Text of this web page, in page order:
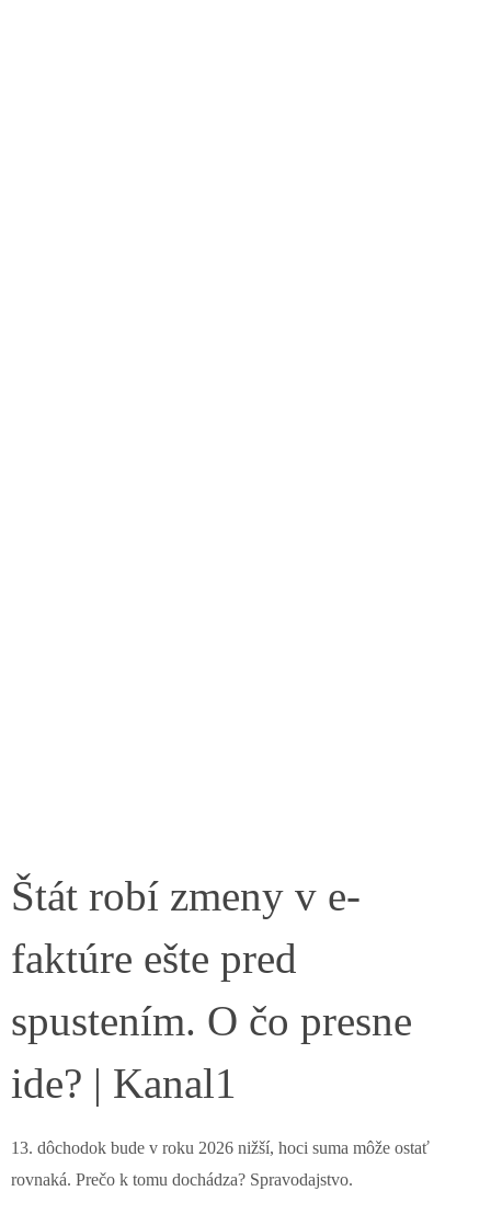
Štát robí zmeny v e-
faktúre ešte pred
spustením. O čo presne
ide? | Kanal1
13. dôchodok bude v roku 2026 nižší, hoci suma môže ostať
rovnaká. Prečo k tomu dochádza? Spravodajstvo.